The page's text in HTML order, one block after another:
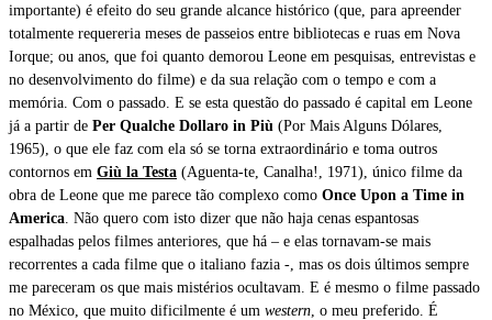
importante) é efeito do seu grande alcance histórico (que, para apreender
totalmente requereria meses de passeios entre bibliotecas e ruas em Nova
Iorque; ou anos, que foi quanto demorou Leone em pesquisas, entrevistas e
no desenvolvimento do filme) e da sua relação com o tempo e com a
memória. Com o passado. E se esta questão do passado é capital em Leone
já a partir de Per Qualche Dollaro in Più (Por Mais Alguns Dólares,
1965), o que ele faz com ela só se torna extraordinário e toma outros
contornos em Giù la Testa (Aguenta-te, Canalha!, 1971), único filme da
obra de Leone que me parece tão complexo como Once Upon a Time in
America . Não quero com isto dizer que não haja cenas espantosas
espalhadas pelos filmes anteriores, que há – e elas tornavam-se mais
recorrentes a cada filme que o italiano fazia -, mas os dois últimos sempre
me pareceram os que mais mistérios ocultavam. E é mesmo o filme passado
no México, que muito dificilmente é um western , o meu preferido. É